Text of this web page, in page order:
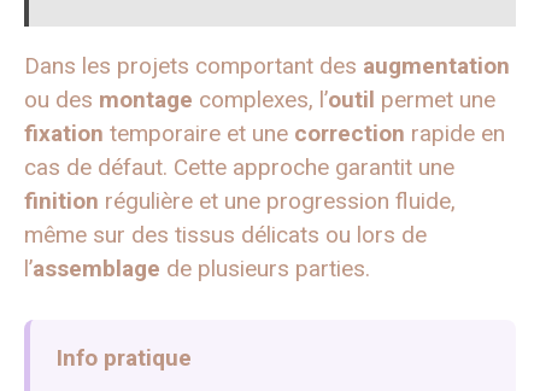
Dans les projets comportant des augmentation
ou des montage complexes, l’outil permet une
fixation temporaire et une correction rapide en
cas de défaut. Cette approche garantit une
finition régulière et une progression fluide,
même sur des tissus délicats ou lors de
l’assemblage de plusieurs parties.
Info pratique